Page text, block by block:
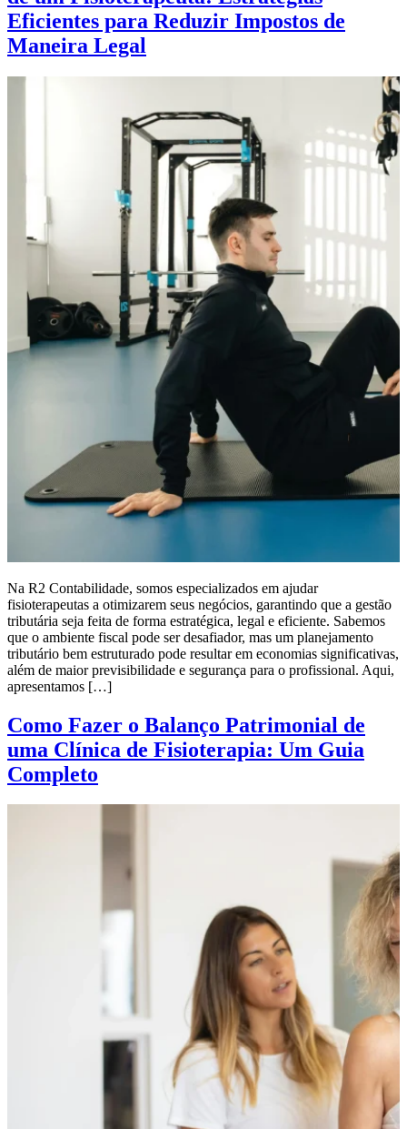
Eficientes para Reduzir Impostos de
Maneira Legal
Na R2 Contabilidade, somos especializados em ajudar
fisioterapeutas a otimizarem seus negócios, garantindo que a gestão
tributária seja feita de forma estratégica, legal e eficiente. Sabemos
que o ambiente fiscal pode ser desafiador, mas um planejamento
tributário bem estruturado pode resultar em economias significativas,
além de maior previsibilidade e segurança para o profissional. Aqui,
apresentamos […]
Como Fazer o Balanço Patrimonial de
uma Clínica de Fisioterapia: Um Guia
Completo